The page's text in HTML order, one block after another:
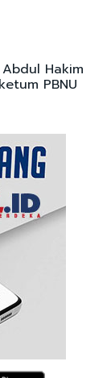
Hakim
PBNU